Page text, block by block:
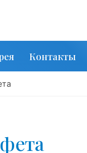
Контакты